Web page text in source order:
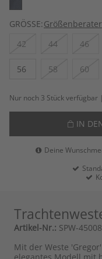
GRÖSSE:Größenberater
42
44 46
56 58 60
Nur noch 3 Stück
IN
Deine
Artikel-Nr.: SPW-
Mit der Weste